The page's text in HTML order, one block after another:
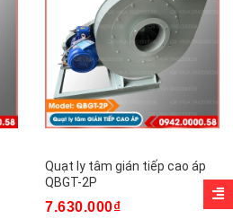
Quạt ly tâm gián tiếp cao áp
QBGT-2P
7.630.000₫